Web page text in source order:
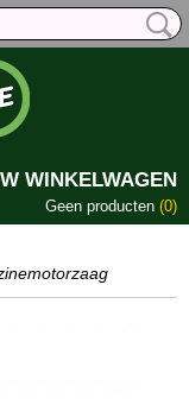
WINKELWAGEN
Geen producten (0)